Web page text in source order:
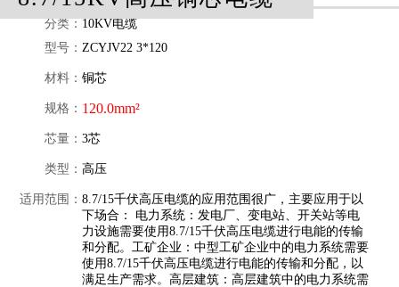
分类： 10KV电缆
型号：ZCYJV22 3*120
材料：铜芯
规格： 120.0mm²
芯量：3芯
类型：高压
适用范围：8.7/15千伏高压电缆的应用范围很广，主要应用于以
下场合： 电力系统：发电厂、变电站、开关站等电
力设施需要使用8.7/15千伏高压电缆进行电能的传输
和分配。工矿企业：中型工矿企业中的电力系统需要
使用8.7/15千伏高压电缆进行电能的传输和分配，以
满足生产需求。高层建筑：高层建筑中的电力系统需